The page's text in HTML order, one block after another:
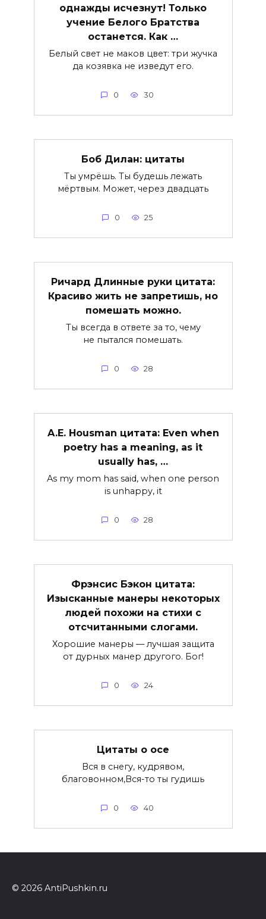
однажды исчезнут! Только
учение Белого Братства
останется. Как …
Белый свет не маков цвет: три жучка
да козявка не изведут его.
0 30
Боб Дилан: цитаты
Ты умрёшь. Ты будешь лежать
мёртвым. Может, через двадцать
0 25
Ричард Длинные руки цитата:
Красиво жить не запретишь, но
помешать можно.
Ты всегда в ответе за то, чему
не пытался помешать.
0 28
A.E. Housman цитата: Even when
poetry has a meaning, as it
usually has, …
As my mom has said, when one person
is unhappy, it
0 28
Фрэнсис Бэкон цитата:
Изысканные манеры некоторых
людей похожи на стихи с
отсчитанными слогами.
Хорошие манеры — лучшая защита
от дурных манер другого. Бог!
0 24
Цитаты о осе
Вся в снегу, кудрявом,
благовонном,Вся-то ты гудишь
0 40
© 2026 AntiPushkin.ru